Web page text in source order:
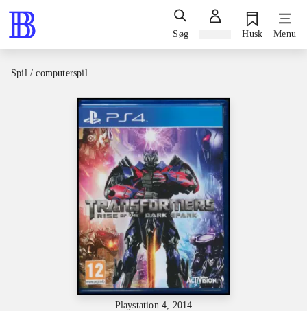
Søg Husk Menu
Spil / computerspil
Playstation 4, 2014